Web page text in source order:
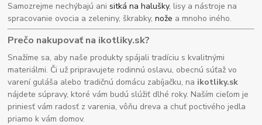
Samozrejme nechýbajú anisitká na halušky, lisy a nástroje na
spracovanie ovocia a zeleniny, škrabky,nože a mnoho iného.
Prečo nakupovať na ikotliky.sk?
Snažíme sa, aby naše produkty spájali tradíciu s kvalitnými
materiálmi. Či už pripravujete rodinnú oslavu, obecnú súťaž vo
varení guláša alebo tradičnú domácu zabíjačku, na ikotliky.sk
nájdete súpravy, ktoré vám budú slúžiť dlhé roky. Naším cieľom je
priniesť vám radosť z varenia, vôňu dreva a chuť poctivého jedla
priamo k vám domov.